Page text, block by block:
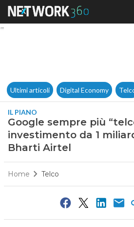
Google
Ultimi articoli Digital Economy
IL PIANO
Google sempre più
investimento da 1
Bharti Airtel
Home Telco